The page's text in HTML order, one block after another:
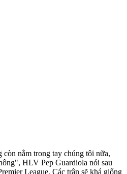
nằm trong tay chúng tôi nữa,
HLV Pep Guardiola nói sau
League. Các trận sẽ khá giống